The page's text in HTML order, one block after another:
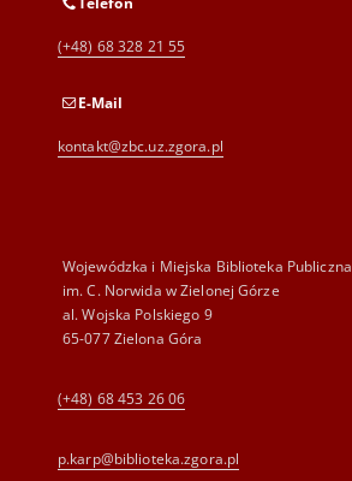
(+48) 68 328 21 55
E-Mail
kontakt@zbc.uz.zgora.pl
Wojewódzka i Miejska Biblioteka Publiczna
im. C. Norwida w Zielonej Górze
al. Wojska Polskiego 9
65-077 Zielona Góra
(+48) 68 453 26 06
p.karp@biblioteka.zgora.pl